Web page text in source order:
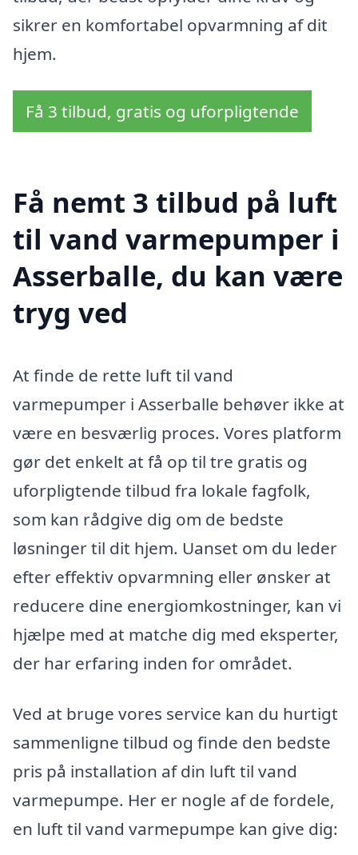
sikrer en komfortabel opvarmning af dit
hjem.
Få 3 tilbud, gratis og uforpligtende
Få nemt 3 tilbud på luft
til vand varmepumper i
Asserballe, du kan være
tryg ved
At finde de rette luft til vand
varmepumper i Asserballe behøver ikke at
være en besværlig proces. Vores platform
gør det enkelt at få op til tre gratis og
uforpligtende tilbud fra lokale fagfolk,
som kan rådgive dig om de bedste
løsninger til dit hjem. Uanset om du leder
efter effektiv opvarmning eller ønsker at
reducere dine energiomkostninger, kan vi
hjælpe med at matche dig med eksperter,
der har erfaring inden for området.
Ved at bruge vores service kan du hurtigt
sammenligne tilbud og finde den bedste
pris på installation af din luft til vand
varmepumpe. Her er nogle af de fordele,
en luft til vand varmepumpe kan give dig: